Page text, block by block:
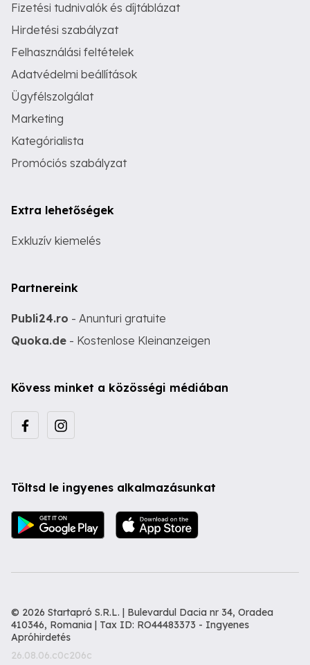
Fizetési tudnivalók és díjtáblázat
Hirdetési szabályzat
Felhasználási feltételek
Adatvédelmi beállítások
Ügyfélszolgálat
Marketing
Kategórialista
Promóciós szabályzat
Extra lehetőségek
Exkluzív kiemelés
Partnereink
Publi24.ro - Anunturi gratuite
Quoka.de - Kostenlose Kleinanzeigen
Kövess minket a közösségi médiában
Töltsd le ingyenes alkalmazásunkat
© 2026 Startapró S.R.L. | Bulevardul Dacia nr 34, Oradea
410346, Romania | Tax ID: RO44483373 - Ingyenes
Apróhirdetés
26.08.06.c0c206c